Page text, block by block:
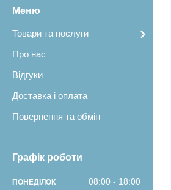
Товари та послуги
Про нас
Відгуки
Доставка і оплата
Повернення та обмін
Графік роботи
ПОНЕДІЛОК 08:00 18:00